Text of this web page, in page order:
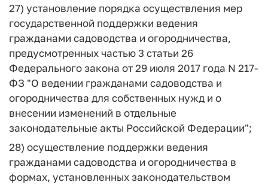
27) установление порядка осуществления мер
государственной поддержки ведения
гражданами садоводства и огородничества,
предусмотренных частью 3 статьи 26
Федерального закона от 29 июля 2017 года N 217-
ФЗ "О ведении гражданами садоводства и
огородничества для собственных нужд и о
внесении изменений в отдельные
законодательные акты Российской Федерации";
28) осуществление поддержки ведения
гражданами садоводства и огородничества в
формах, установленных законодательством